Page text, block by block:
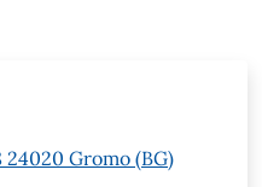
24020 Gromo (BG)